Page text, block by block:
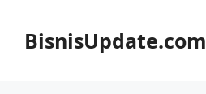
BisnisUpdate.com